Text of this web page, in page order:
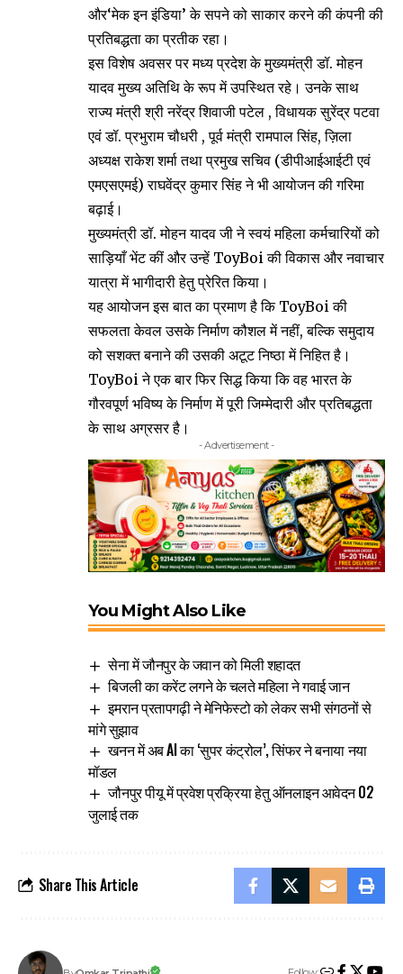
और‘मेक इन इंडिया’ के सपने को साकार करने की कंपनी की
प्रतिबद्धता का प्रतीक रहा।
इस विशेष अवसर पर मध्य प्रदेश के मुख्यमंत्री डॉ. मोहन
यादव मुख्य अतिथि के रूप में उपस्थित रहे। उनके साथ
राज्य मंत्री श्री नरेंद्र शिवाजी पटेल , विधायक सुरेंद्र पटवा
एवं डॉ. प्रभुराम चौधरी , पूर्व मंत्री रामपाल सिंह, ज़िला
अध्यक्ष राकेश शर्मा तथा प्रमुख सचिव (डीपीआईआईटी एवं
एमएसएमई) राघवेंद्र कुमार सिंह ने भी आयोजन की गरिमा
बढ़ाई।
मुख्यमंत्री डॉ. मोहन यादव जी ने स्वयं महिला कर्मचारियों को
साड़ियाँ भेंट कीं और उन्हें ToyBoi की विकास और नवाचार
यात्रा में भागीदारी हेतु प्रेरित किया।
यह आयोजन इस बात का प्रमाण है कि ToyBoi की
सफलता केवल उसके निर्माण कौशल में नहीं, बल्कि समुदाय
को सशक्त बनाने की उसकी अटूट निष्ठा में निहित है।
ToyBoi ने एक बार फिर सिद्ध किया कि वह भारत के
गौरवपूर्ण भविष्य के निर्माण में पूरी जिम्मेदारी और प्रतिबद्धता
के साथ अग्रसर है।
- Advertisement -
You Might Also Like
सेना में जौनपुर के जवान को मिली शहादत
बिजली का करेंट लगने के चलते महिला ने गवाई जान
इमरान प्रतापगढ़ी ने मेनिफेस्टो को लेकर सभी संगठनों से
मांगे सुझाव
खनन में अब AI का ‘सुपर कंट्रोल’, सिंफर ने बनाया नया
मॉडल
जौनपुर पीयू में प्रवेश प्रक्रिया हेतु ऑनलाइन आवेदन 02
जुलाई तक
Share This Article